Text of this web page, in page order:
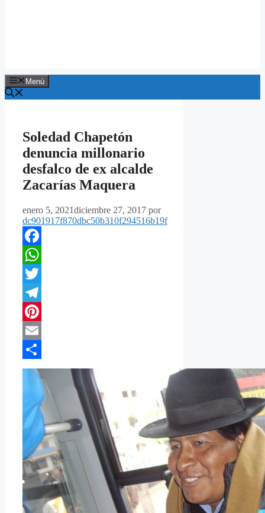
Menú
Soledad Chapetón
denuncia millonario
desfalco de ex alcalde
Zacarías Maquera
enero 5, 2021diciembre 27, 2017 por
dc901917f870dbc50b310f294516b19f
Facebook
WhatsApp
Twitter
Telegram
Pinterest
Email
Compartir